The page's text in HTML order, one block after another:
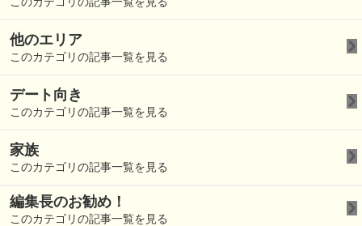
他のエリア
このカテゴリの記事一覧を見る
デート向き
このカテゴリの記事一覧を見る
家族
このカテゴリの記事一覧を見る
編集長のお勧め！
このカテゴリの記事一覧を見る